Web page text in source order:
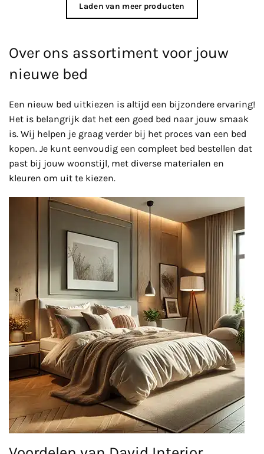
Laden van meer producten
Over ons assortiment voor jouw
nieuwe bed
Een nieuw bed uitkiezen is altijd een bijzondere ervaring!
Het is belangrijk dat het een goed bed naar jouw smaak
is. Wij helpen je graag verder bij het proces van een bed
kopen. Je kunt eenvoudig een compleet bed bestellen dat
past bij jouw woonstijl, met diverse materialen en
kleuren om uit te kiezen.